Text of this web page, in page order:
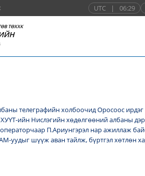
UTC | 06:29
ТӨХХК
телеграфийн холбоочид Оросоос
ийн Нислэгийн хөдөлгөөний албаны
П.Ариунгэрэл нар ажиллаж
уудыг шүүж аван тайлж, бүртгэл